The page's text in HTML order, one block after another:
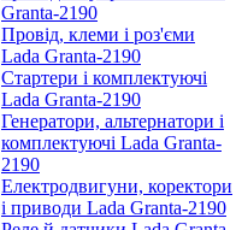
Granta-2190
Провід, клеми і роз'єми
Lada Granta-2190
Стартери і комплектуючі
Lada Granta-2190
Генератори, альтернатори і
комплектуючі Lada Granta-
2190
Електродвигуни, коректори
і приводи Lada Granta-2190